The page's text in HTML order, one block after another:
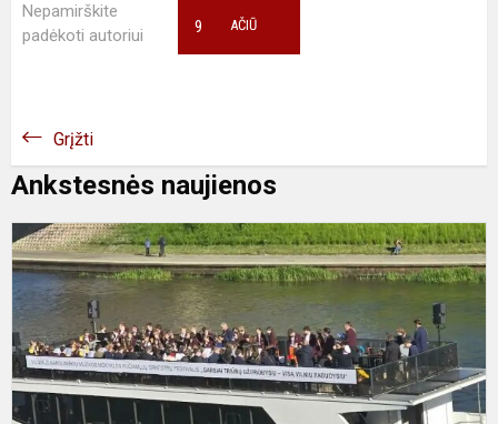
Nepamirškite
padėkoti autoriui
AČIŪ
9
Grįžti
Ankstesnės naujienos